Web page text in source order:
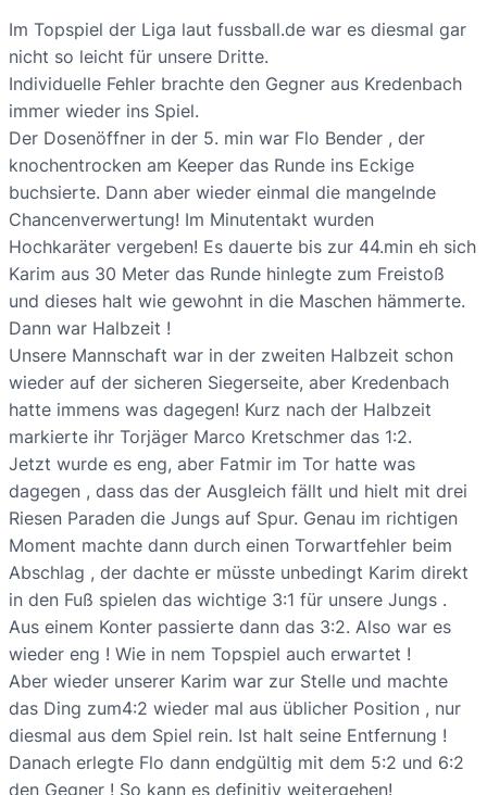
Im Topspiel der Liga laut fussball.de war es diesmal gar
nicht so leicht für unsere Dritte.
Individuelle Fehler brachte den Gegner aus Kredenbach
immer wieder ins Spiel.
Der Dosenöffner in der 5. min war Flo Bender , der
knochentrocken am Keeper das Runde ins Eckige
buchsierte. Dann aber wieder einmal die mangelnde
Chancenverwertung! Im Minutentakt wurden
Hochkaräter vergeben! Es dauerte bis zur 44.min eh sich
Karim aus 30 Meter das Runde hinlegte zum Freistoß
und dieses halt wie gewohnt in die Maschen hämmerte.
Dann war Halbzeit !
Unsere Mannschaft war in der zweiten Halbzeit schon
wieder auf der sicheren Siegerseite, aber Kredenbach
hatte immens was dagegen! Kurz nach der Halbzeit
markierte ihr Torjäger Marco Kretschmer das 1:2.
Jetzt wurde es eng, aber Fatmir im Tor hatte was
dagegen , dass das der Ausgleich fällt und hielt mit drei
Riesen Paraden die Jungs auf Spur. Genau im richtigen
Moment machte dann durch einen Torwartfehler beim
Abschlag , der dachte er müsste unbedingt Karim direkt
in den Fuß spielen das wichtige 3:1 für unsere Jungs .
Aus einem Konter passierte dann das 3:2. Also war es
wieder eng ! Wie in nem Topspiel auch erwartet !
Aber wieder unserer Karim war zur Stelle und machte
das Ding zum4:2 wieder mal aus üblicher Position , nur
diesmal aus dem Spiel rein. Ist halt seine Entfernung !
Danach erlegte Flo dann endgültig mit dem 5:2 und 6:2
den Gegner ! So kann es definitiv weitergehen!